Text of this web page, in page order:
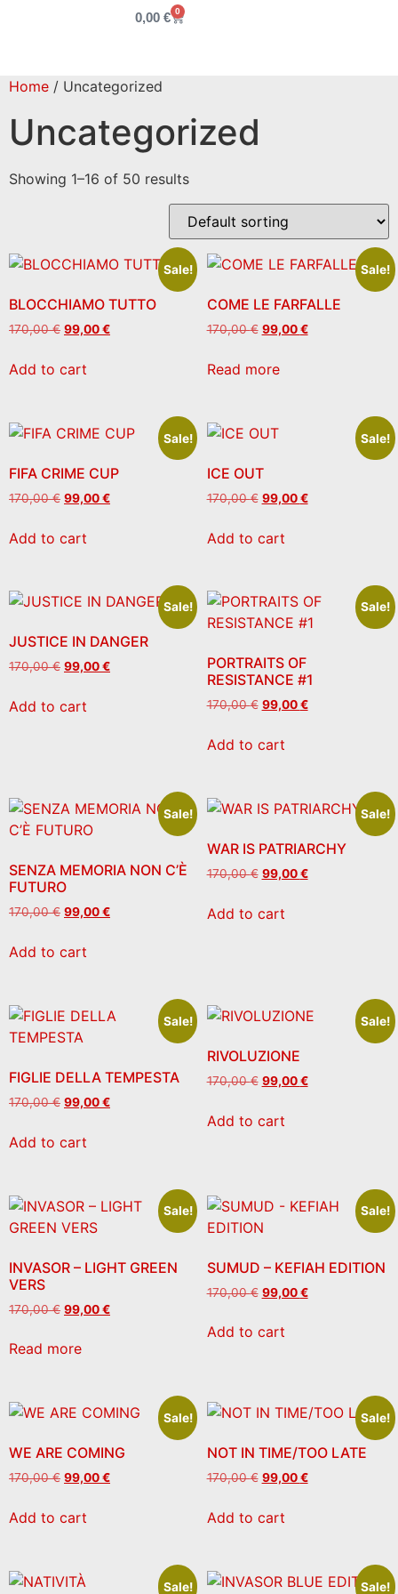
0,00 € 0
Home / Uncategorized
Uncategorized
Showing 1–16 of 50 results
Sale!
BLOCCHIAMO TUTTO
170,00€ 99,00€
Add to cart
Sale!
COME LE FARFALLE
170,00€ 99,00€
Read more
Sale!
FIFA CRIME CUP
170,00€ 99,00€
Add to cart
Sale!
ICE OUT
170,00€ 99,00€
Add to cart
Sale!
JUSTICE IN DANGER
170,00€ 99,00€
Add to cart
Sale!
PORTRAITS OF
RESISTANCE #1
170,00€ 99,00€
Add to cart
Sale!
SENZA MEMORIA NON C’È
FUTURO
170,00€ 99,00€
Add to cart
Sale!
WAR IS PATRIARCHY
170,00€ 99,00€
Add to cart
Sale!
FIGLIE DELLA TEMPESTA
170,00€ 99,00€
Add to cart
Sale!
RIVOLUZIONE
170,00€ 99,00€
Add to cart
Sale!
INVASOR – LIGHT GREEN
VERS
170,00€ 99,00€
Read more
Sale!
SUMUD – KEFIAH EDITION
170,00€ 99,00€
Add to cart
Sale!
WE ARE COMING
170,00€ 99,00€
Add to cart
Sale!
NOT IN TIME/TOO LATE
170,00€ 99,00€
Add to cart
Sale! Sale!